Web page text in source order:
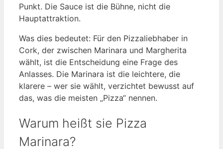
Punkt. Die Sauce ist die Bühne, nicht die
Hauptattraktion.
Was dies bedeutet: Für den Pizzaliebhaber in
Cork, der zwischen Marinara und Margherita
wählt, ist die Entscheidung eine Frage des
Anlasses. Die Marinara ist die leichtere, die
klarere – wer sie wählt, verzichtet bewusst auf
das, was die meisten „Pizza“ nennen.
Warum heißt sie Pizza
Marinara?